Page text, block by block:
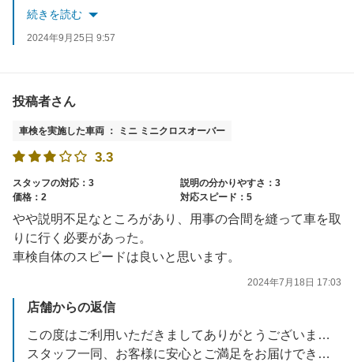
またのご来店をお待ちしております。
続きを読む
2024年9月25日 9:57
投稿者さん
車検を実施した車両 ： ミニ ミニクロスオーバー
3.3
スタッフの対応：3
説明の分かりやすさ：3
価格：2
対応スピード：5
やや説明不足なところがあり、用事の合間を縫って車を取
りに行く必要があった。
車検自体のスピードは良いと思います。
2024年7月18日 17:03
店舗からの返信
この度はご利用いただきましてありがとうございます。
スタッフ一同、お客様に安心とご満足をお届けできるよう改善を繰り返しながら努力してまいります。